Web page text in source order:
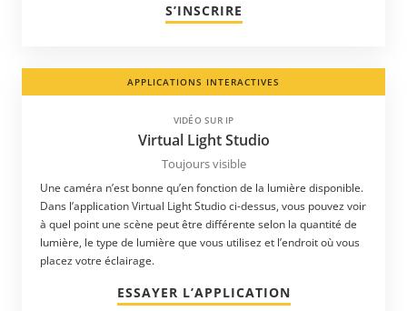
S’INSCRIRE
APPLICATIONS INTERACTIVES
VIDÉO SUR IP
Virtual Light Studio
Toujours visible
Une caméra n’est bonne qu’en fonction de la lumière disponible.
Dans l’application Virtual Light Studio ci-dessus, vous pouvez voir
à quel point une scène peut être différente selon la quantité de
lumière, le type de lumière que vous utilisez et l’endroit où vous
placez votre éclairage.
ESSAYER L’APPLICATION